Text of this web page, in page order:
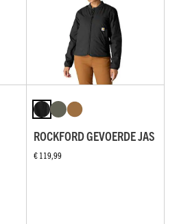
ROCKFORD GEVOERDE JAS
€ 119,99